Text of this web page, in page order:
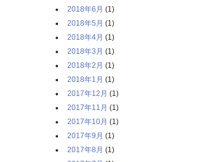
2018年6月 (1)
2018年5月 (1)
2018年4月 (1)
2018年3月 (1)
2018年2月 (1)
2018年1月 (1)
2017年12月 (1)
2017年11月 (1)
2017年10月 (1)
2017年9月 (1)
2017年8月 (1)